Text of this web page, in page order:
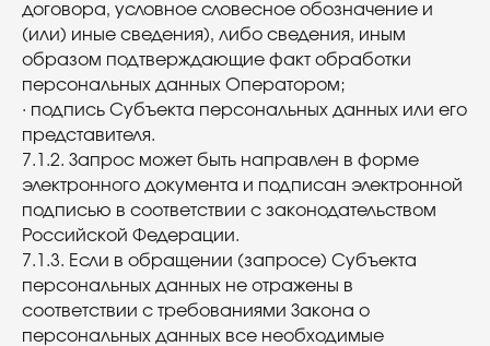
договора, условное словесное обозначение и
(или) иные сведения), либо сведения, иным
образом подтверждающие факт обработки
персональных данных Оператором;
· подпись Субъекта персональных данных или его
представителя.
7.1.2. Запрос может быть направлен в форме
электронного документа и подписан электронной
подписью в соответствии с законодательством
Российской Федерации.
7.1.3. Если в обращении (запросе) Субъекта
персональных данных не отражены в
соответствии с требованиями Закона о
персональных данных все необходимые